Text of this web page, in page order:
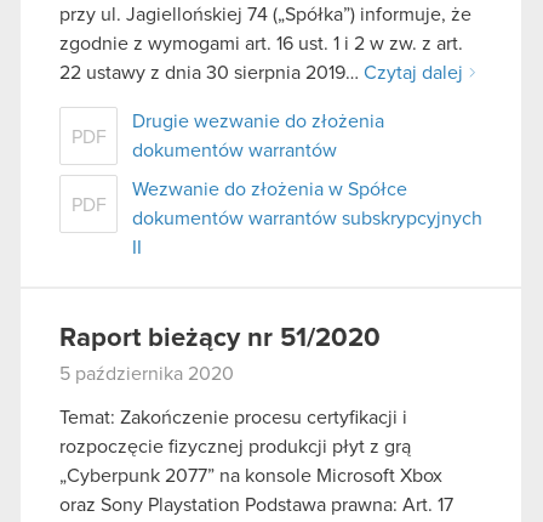
przy ul. Jagiellońskiej 74 („Spółka”) informuje, że
zgodnie z wymogami art. 16 ust. 1 i 2 w zw. z art.
22 ustawy z dnia 30 sierpnia 2019… Czytaj dalej
PDF
Drugie wezwanie do złożenia
dokumentów warrantów
PDF
Wezwanie do złożenia w Spółce
dokumentów warrantów subskrypcyjnych
Raport bieżący nr 51/2020
5 października 2020
Temat: Zakończenie procesu certyfikacji i
rozpoczęcie fizycznej produkcji płyt z grą
„Cyberpunk 2077” na konsole Microsoft Xbox
oraz Sony Playstation Podstawa prawna: Art. 17